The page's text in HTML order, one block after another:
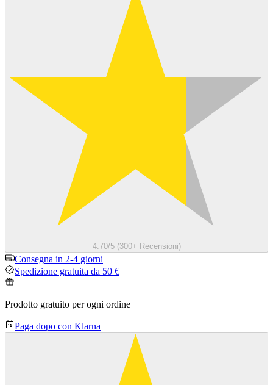
4.70/5 (300+ Recensioni)
Consegna in 2-4 giorni
Spedizione gratuita da 50 €
Prodotto gratuito per ogni ordine
Paga dopo con Klarna